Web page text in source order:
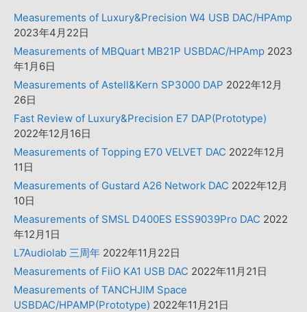
Measurements of Luxury&Precision W4 USB DAC/HPAmp
2023年4月22日
Measurements of MBQuart MB21P USBDAC/HPAmp 2023
年1月6日
Measurements of Astell&Kern SP3000 DAP 2022年12月
26日
Fast Review of Luxury&Precision E7 DAP(Prototype)
2022年12月16日
Measurements of Topping E70 VELVET DAC 2022年12月
11日
Measurements of Gustard A26 Network DAC 2022年12月
10日
Measurements of SMSL D400ES ESS9039Pro DAC 2022
年12月1日
L7Audiolab 三周年 2022年11月22日
Measurements of FiiO KA1 USB DAC 2022年11月21日
Measurements of TANCHJIM Space
USBDAC/HPAMP(Prototype) 2022年11月21日